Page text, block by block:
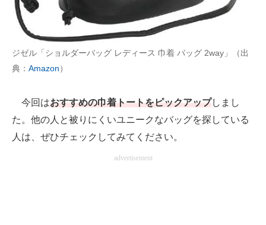
ITエンジニア向け専門サイト
企業向けIT製品の総合サイト
IT製品の技術・比較・事例
モノづくり技術者専門サイト
エレクトロニクス専門サイト
ジゼル「ショルダーバッグ レディース 巾着 バッグ 2way」（出
典： Amazon）
今回はおすすめの巾着トートをピックアップしまし
た。他の人と被りにくいユニークなバッグを探している
人は、ぜひチェックしてみてください。
advertisement